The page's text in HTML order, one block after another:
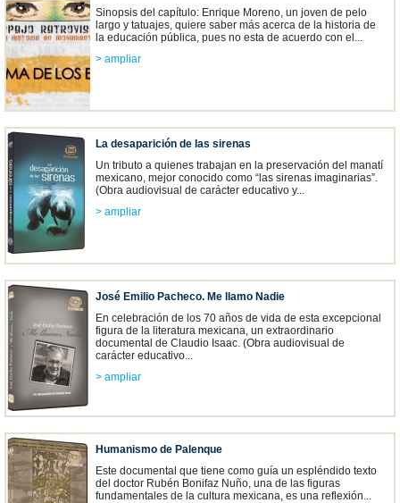
Sinopsis del capítulo: Enrique Moreno, un joven de pelo
largo y tatuajes, quiere saber más acerca de la historia de
la educación pública, pues no esta de acuerdo con el...
> ampliar
La desaparición de las sirenas
Un tributo a quienes trabajan en la preservación del manatí
mexicano, mejor conocido como “las sirenas imaginarias”.
(Obra audiovisual de carácter educativo y...
> ampliar
José Emilio Pacheco. Me llamo Nadie
En celebración de los 70 años de vida de esta excepcional
figura de la literatura mexicana, un extraordinario
documental de Claudio Isaac. (Obra audiovisual de
carácter educativo...
> ampliar
Humanismo de Palenque
Este documental que tiene como guía un espléndido texto
del doctor Rubén Bonifaz Nuño, una de las figuras
fundamentales de la cultura mexicana, es una reflexión...